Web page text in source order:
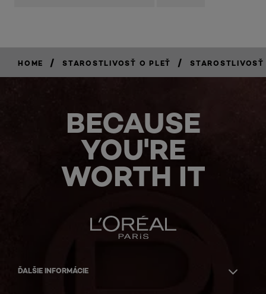
HOME / STAROSTLIVOSŤ O PLEŤ /
BECAUSE
YOU'RE
WORTH IT
ĎALŠIE INFORMÁCIE